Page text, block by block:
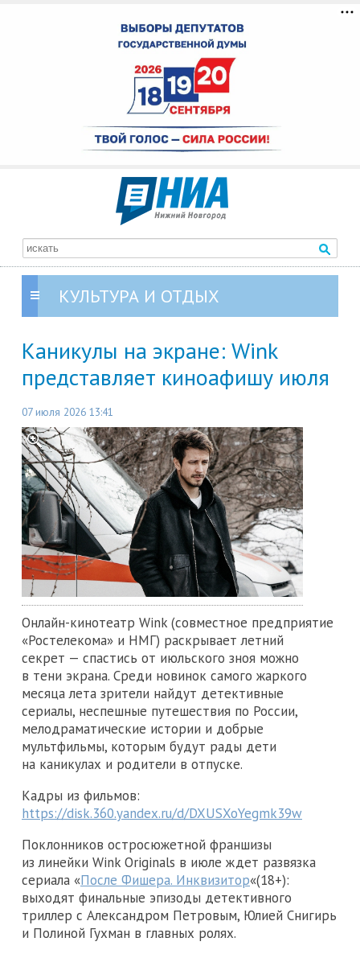
КУЛЬТУРА И ОТДЫХ
Каникулы на экране: Wink
представляет киноафишу июля
07 июля 2026 13:41
Онлайн-кинотеатр Wink (совместное предприятие
«Ростелекома» и НМГ) раскрывает летний
секрет — спастись от июльского зноя можно
в тени экрана. Среди новинок самого жаркого
месяца лета зрители найдут детективные
сериалы, неспешные путешествия по России,
мелодраматические истории и добрые
мультфильмы, которым будут рады дети
на каникулах и родители в отпуске.
Кадры из фильмов:
https://disk.360.yandex.ru/d/DXUSXoYegmk39w
Поклонников остросюжетной франшизы
из линейки Wink Originals в июле ждет развязка
сериала «После Фишера. Инквизитор«(18+):
выходят финальные эпизоды детективного
триллер с Александром Петровым, Юлией Снигирь
и Полиной Гухман в главных ролях.